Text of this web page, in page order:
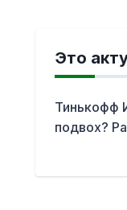
Это
Тинькофф
подвох?